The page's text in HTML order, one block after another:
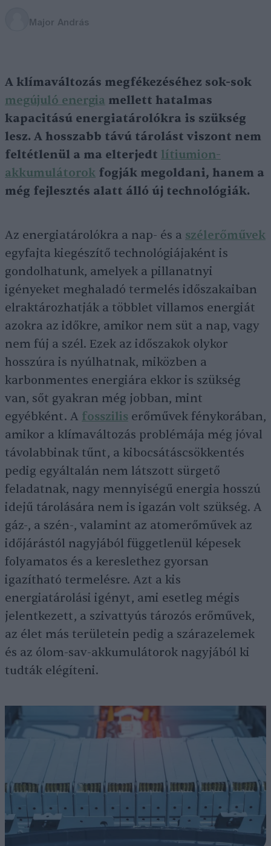
Major András
A klímaváltozás megfékezéséhez sok-sok
megújuló energia mellett hatalmas
kapacitású energiatárolókra is szükség
lesz. A hosszabb távú tárolást viszont nem
feltétlenül a ma elterjedt lítiumion-
akkumulátorok fogják megoldani, hanem a
még fejlesztés alatt álló új technológiák.
Az energiatárolókra a nap- és a szélerőművek
egyfajta kiegészítő technológiájaként is
gondolhatunk, amelyek a pillanatnyi
igényeket meghaladó termelés időszakaiban
elraktározhatják a többlet villamos energiát
azokra az időkre, amikor nem süt a nap, vagy
nem fúj a szél. Ezek az időszakok olykor
hosszúra is nyúlhatnak, miközben a
karbonmentes energiára ekkor is szükség
van, sőt gyakran még jobban, mint
egyébként. A fosszilis erőművek fénykorában,
amikor a klímaváltozás problémája még jóval
távolabbinak tűnt, a kibocsátáscsökkentés
pedig egyáltalán nem látszott sürgető
feladatnak, nagy mennyiségű energia hosszú
idejű tárolására nem is igazán volt szükség. A
gáz-, a szén-, valamint az atomerőművek az
időjárástól nagyjából függetlenül képesek
folyamatos és a kereslethez gyorsan
igazítható termelésre. Azt a kis
energiatárolási igényt, ami esetleg mégis
jelentkezett, a szivattyús tározós erőművek,
az élet más területein pedig a szárazelemek
és az ólom-sav-akkumulátorok nagyjából ki
tudták elégíteni.